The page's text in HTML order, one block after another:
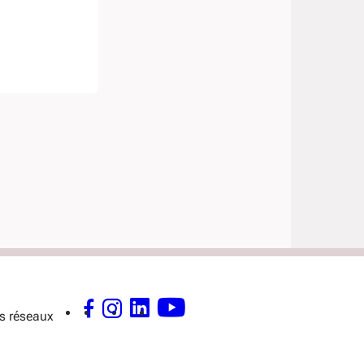
réseaux FACEBOOK - OUVERTURE DANS UNE NOUVELLE FENÊTRE
INSTAGRAM - OUVERTURE DANS UNE NOUVELLE FENÊTRE
LINKEDIN - OUVERTURE DANS UNE NOUVELLE FENÊTRE
YOUTUBE - OUVERTURE DANS UNE NOUVELLE FENÊTRE